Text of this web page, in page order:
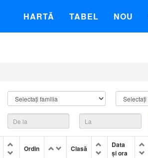
HARTĂ TABEL NOU
Ordin Clasă
Data
și ora